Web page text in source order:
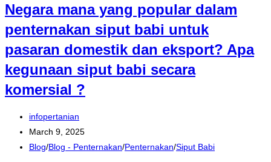
Negara mana yang popular dalam
penternakan siput babi untuk
pasaran domestik dan eksport? Apa
kegunaan siput babi secara
komersial ?
Post
author:
infopertanian
Post
published:
March 9, 2025
Post
Blog/Blog - Penternakan/Penternakan/Siput Babi